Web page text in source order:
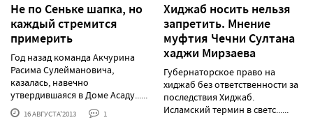
Не по Сеньке шапка, но
каждый стремится
примерить
Год назад команда Акчурина
Расима Сулеймановича,
казалась, навечно
утвердившаяся в Доме Асаду......
16 АВГУСТА'2013 1
Хиджаб носить нельзя
запретить. Мнение
муфтия Чечни Султана
хаджи Мирзаева
Губернаторское право на
хиджаб без ответственности за
последствия Хиджаб.
Исламский термин в светс......